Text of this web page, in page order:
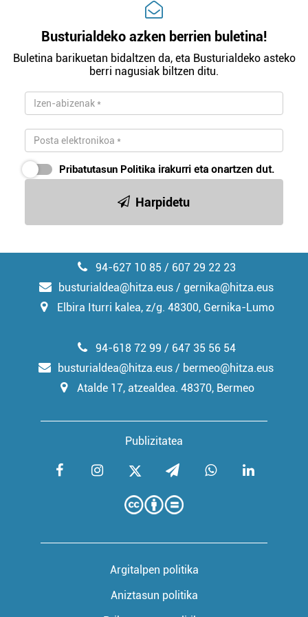
Busturialdeko azken berrien buletina!
Buletina barikuetan bidaltzen da, eta Busturialdeko asteko
berri nagusiak biltzen ditu.
Pribatutasun Politika irakurri eta onartzen dut.
Harpidetu
94-627 10 85 / 607 29 22 23
busturialdea@hitza.eus / gernika@hitza.eus
Elbira Iturri kalea, z/g. 48300, Gernika-Lumo
Publizitatea
94-618 72 99 / 647 35 56 54
busturialdea@hitza.eus / bermeo@hitza.eus
Atalde 17, atzealdea. 48370, Bermeo
Argitalpen politika
Aniztasun politika